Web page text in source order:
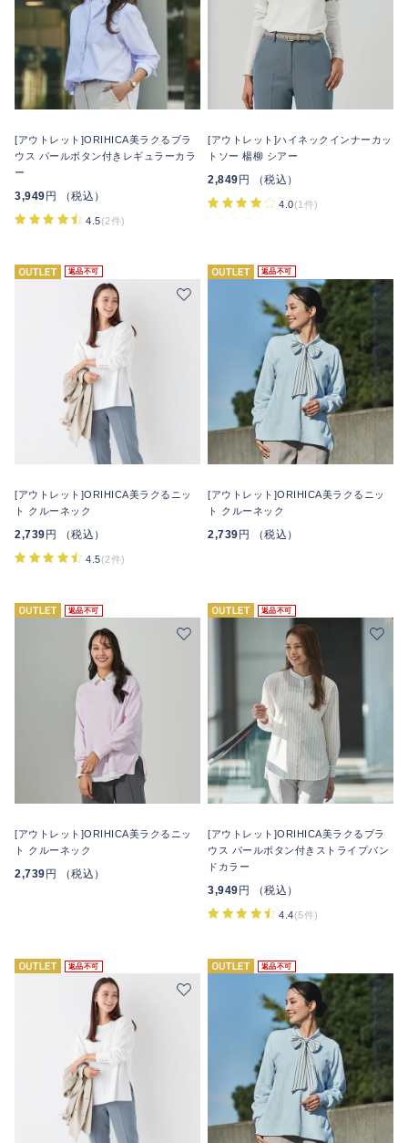
[アウトレット]ORIHICA美ラクるブラ
ウス パールボタン付きレギュラーカラ
ー
3,949円 （税込）
4.5(2件)
[アウトレット]ハイネックインナーカッ
トソー 楊柳 シアー
2,849円 （税込）
4.0(1件)
返品不可
[アウトレット]ORIHICA美ラクるニッ
ト クルーネック
2,739 円 （税込）
4.5(2件)
返品不可
[アウトレット]ORIHICA美ラクるニッ
ト クルーネック
2,739 円 （税込）
返品不可
[アウトレット]ORIHICA美ラクるニッ
ト クルーネック
2,739 円 （税込）
返品不可
[アウトレット]ORIHICA美ラクるブラ
ウス パールボタン付きストライプバン
ドカラー
3,949 円 （税込）
4.4(5件)
返品不可 返品不可